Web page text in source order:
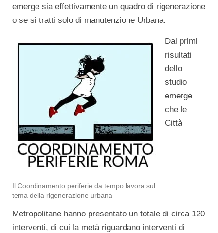
emerge sia effettivamente un quadro di rigenerazione
o se si tratti solo di manutenzione Urbana.
Il Coordinamento periferie da tempo lavora sul
tema della rigenerazione urbana
Dai primi
risultati
dello
studio
emerge
che le
Città
Metropolitane hanno presentato un totale di circa 120
interventi, di cui la metà riguardano interventi di